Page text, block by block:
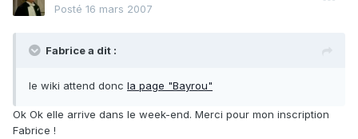
Posté 16 mars 2007
Fabrice a dit :
le wiki attend donc la page "Bayrou"
Ok Ok elle arrive dans le week-end. Merci pour mon inscription
Fabrice !